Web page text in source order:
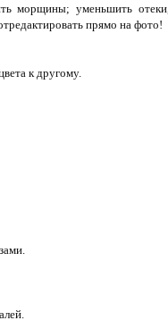
морщины; уменьшить отеки,
прямо на фото!
к другому.